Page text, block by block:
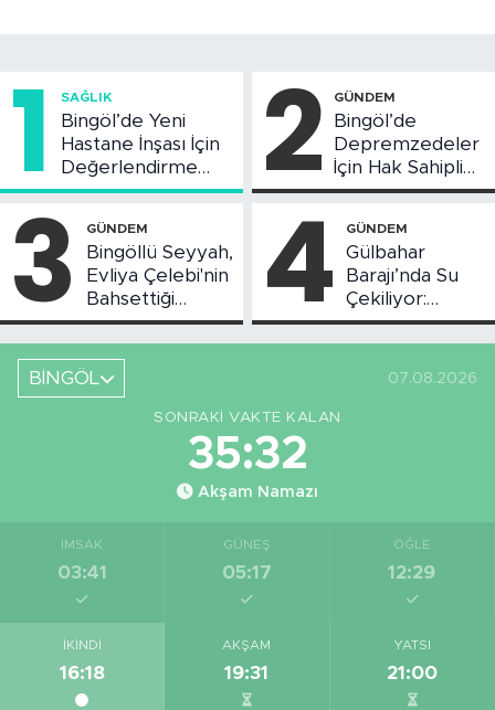
1 SAĞLIK
Bingöl’de Yeni
Hastane İnşası İçin
Değerlendirme
Toplantısı Yapıldı
2 GÜNDEM
Bingöl’de
Depremzedeler
İçin Hak Sahipliği
Askı Süreci
3 GÜNDEM
Bingöllü Seyyah,
Evliya Çelebi'nin
Bahsettiği
Bingöl'deki O
Yeri Görüntüledi
4 GÜNDEM
Gülbahar
Barajı’nda Su
Çekiliyor:
Piknikçi Sayısı
Azaldı
BİNGÖL
07.08.2026
SONRAKI VAKTE KALAN
35:31
Akşam Namazı
İMSAK
03:41
GÜNEŞ
05:17
ÖĞLE
12:29
İKINDI
16:18
AKŞAM
19:31
YATSI
21:00